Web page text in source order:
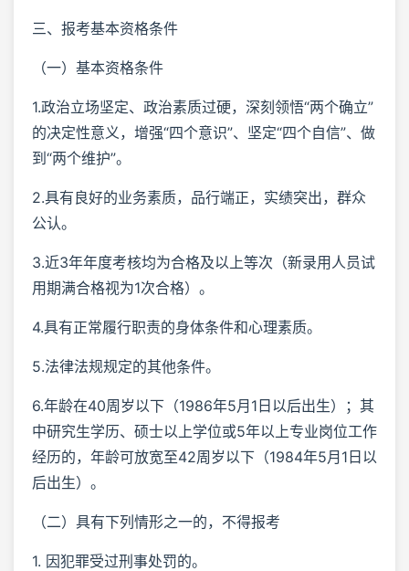
三、报考基本资格条件
（一）基本资格条件
1.政治立场坚定、政治素质过硬，深刻领悟“两个确立”
的决定性意义，增强“四个意识”、坚定“四个自信”、做
到“两个维护”。
2.具有良好的业务素质，品行端正，实绩突出，群众
公认。
3.近3年年度考核均为合格及以上等次（新录用人员试
用期满合格视为1次合格）。
4.具有正常履行职责的身体条件和心理素质。
5.法律法规规定的其他条件。
6.年龄在40周岁以下（1986年5月1日以后出生）；其
中研究生学历、硕士以上学位或5年以上专业岗位工作
经历的，年龄可放宽至42周岁以下（1984年5月1日以
后出生）。
（二）具有下列情形之一的，不得报考
1. 因犯罪受过刑事处罚的。